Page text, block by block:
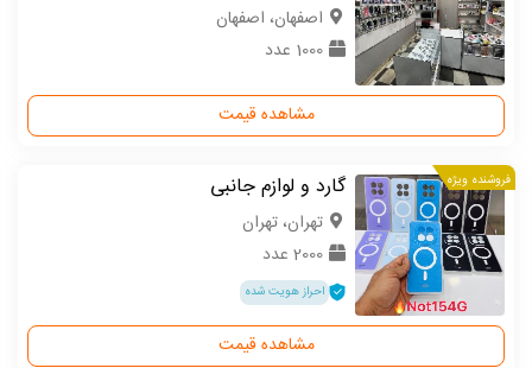
اصفهان، اصفهان
1000 عدد
مشاهده قیمت
فروشنده ویژه گارد و لوازم جانبی
تهران، تهران
2000 عدد
احراز هویت شده
مشاهده قیمت